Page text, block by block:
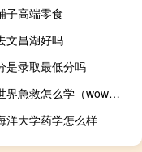
子高端零食
文昌湖好吗
是录取最低分吗
魔兽世界急救怎么学（wow急救怎么冲上去）
洋大学药学怎么样